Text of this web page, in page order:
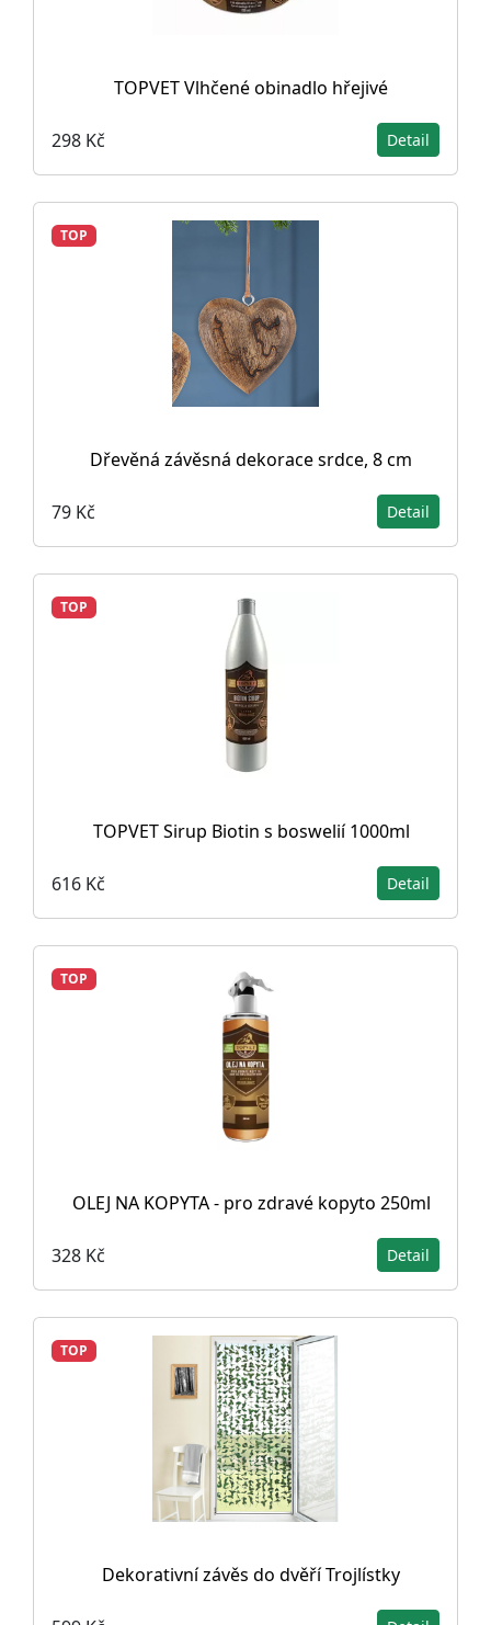
TOPVET Vlhčené obinadlo hřejivé
298 Kč Detail
TOP
Dřevěná závěsná dekorace srdce, 8 cm
79 Kč Detail
TOP
TOPVET Sirup Biotin s boswelií 1000ml
616 Kč Detail
TOP
OLEJ NA KOPYTA - pro zdravé kopyto 250ml
328 Kč Detail
TOP
Dekorativní závěs do dvěří Trojlístky